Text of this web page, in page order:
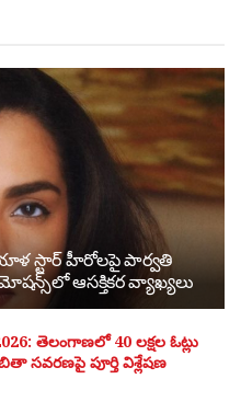
స్టార్ హీరోలపై పార్వతి
ఆసక్తికర వ్యాఖ్యలు
తెలంగాణలో 40 లక్షల ఓట్లు
సవరణపై పూర్తి విశ్లేషణ